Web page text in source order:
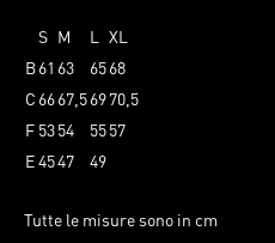
S M L
XL
B61 63 6568
C 6667,56970,5
F 5354 5557
E4547 49
Tutte le misure sono in cm